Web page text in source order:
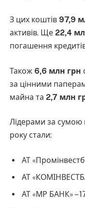
З цих коштів 97,9
активів. Ще 22,4
погашення
Також 6,6 млн грн
за цінними
майна та 2,7 млн
Лідерами за сумою
року стали:
АТ
АТ
АТ «МР БАНК» –